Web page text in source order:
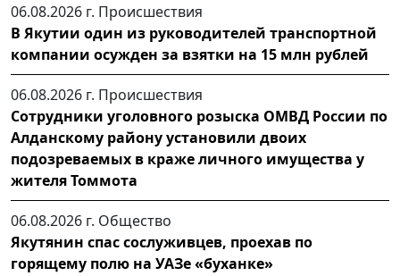
06.08.2026 г. Происшествия
В Якутии один из руководителей транспортной
компании осужден за взятки на 15 млн рублей
06.08.2026 г. Происшествия
Сотрудники уголовного розыска ОМВД России по
Алданскому району установили двоих
подозреваемых в краже личного имущества у
жителя Томмота
06.08.2026 г. Общество
Якутянин спас сослуживцев, проехав по
горящему полю на УАЗе «буханке»